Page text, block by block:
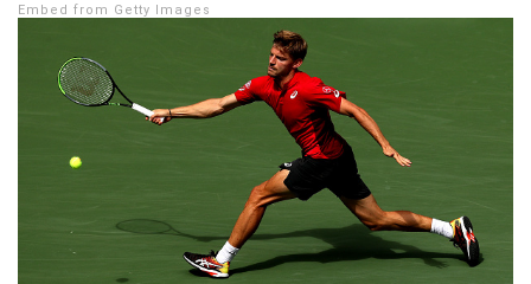
Embed from Getty Images